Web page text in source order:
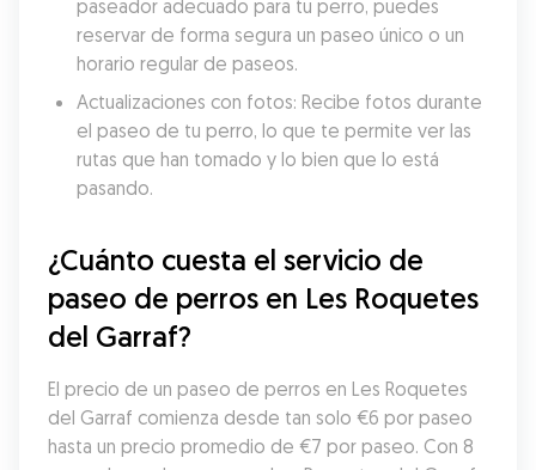
paseador adecuado para tu perro, puedes
reservar de forma segura un paseo único o un
horario regular de paseos.
Actualizaciones con fotos: Recibe fotos durante
el paseo de tu perro, lo que te permite ver las
rutas que han tomado y lo bien que lo está
pasando.
¿Cuánto cuesta el servicio de
paseo de perros en Les Roquetes
del Garraf?
El precio de un paseo de perros en Les Roquetes
del Garraf comienza desde tan solo €6 por paseo
hasta un precio promedio de €7 por paseo. Con 8